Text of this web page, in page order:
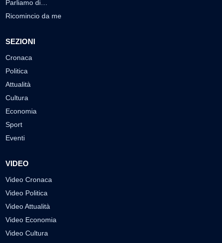
Parliamo di…
Ricomincio da me
SEZIONI
Cronaca
Politica
Attualità
Cultura
Economia
Sport
Eventi
VIDEO
Video Cronaca
Video Politica
Video Attualità
Video Economia
Video Cultura